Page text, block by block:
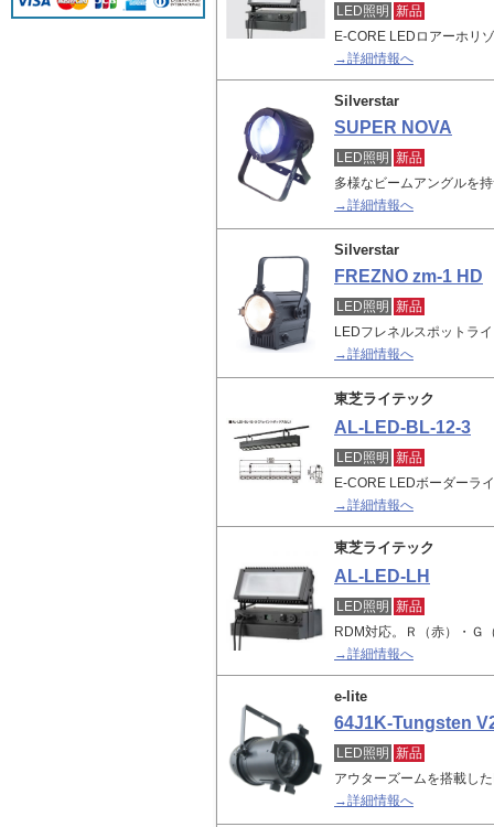
LED照明 新品
E-CORE LEDロアーホリ
→詳細情報へ
Silverstar
SUPER NOVA
LED照明 新品
多様なビームアングルを
→詳細情報へ
Silverstar
FREZNO zm-1 HD
LED照明 新品
LEDフレネルスポットラ
→詳細情報へ
東芝ライテック
AL-LED-BL-12-3
LED照明 新品
E-CORE LEDボーダーラ
→詳細情報へ
東芝ライテック
AL-LED-LH
LED照明 新品
RDM対応。Ｒ（赤）・Ｇ
→詳細情報へ
e-lite
64J1K-Tungsten
LED照明 新品
アウターズームを搭載し
→詳細情報へ